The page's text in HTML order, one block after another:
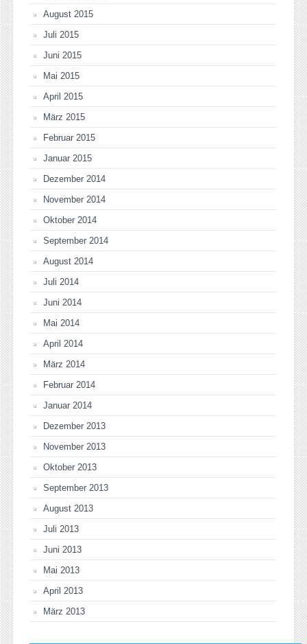
August 2015
Juli 2015
Juni 2015
Mai 2015
April 2015
März 2015
Februar 2015
Januar 2015
Dezember 2014
November 2014
Oktober 2014
September 2014
August 2014
Juli 2014
Juni 2014
Mai 2014
April 2014
März 2014
Februar 2014
Januar 2014
Dezember 2013
November 2013
Oktober 2013
September 2013
August 2013
Juli 2013
Juni 2013
Mai 2013
April 2013
März 2013